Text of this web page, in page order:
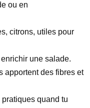
ou en
citrons, utiles pour
une salade.
apportent des fibres et
quand tu